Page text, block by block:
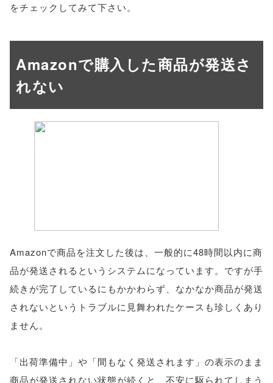
をチェックしてみて下さい。
Amazonで購入した商品が発送さ
れない
Amazonで商品を注文した後は、一般的に48時間以内に商
品が発送されるというシステムになっています。ですが手
続きが完了しているにもかかわらず、なかなか商品が発送
されないというトラブルに見舞われたケースも珍しくあり
ません。
「出荷準備中」や「間もなく発送されます」の表示のまま
商品が発送されない状態が続くと、不安に駆られてしまう